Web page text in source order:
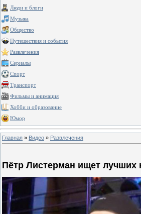
Люди и блоги
Музыка
Общество
Путешествия и события
Развлечения
Сериалы
Спорт
Транспорт
Фильмы и анимация
Хобби и образование
Юмор
Главная » Видео » Развлечения
Пётр Листерман ищет лучших